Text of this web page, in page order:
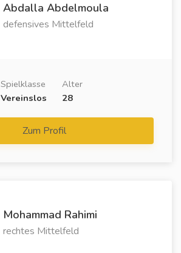
Abdalla Abdelmoula
defensives Mittelfeld
Spielklasse
Vereinslos
Alter
28
Zum Profil
Mohammad Rahimi
rechtes Mittelfeld